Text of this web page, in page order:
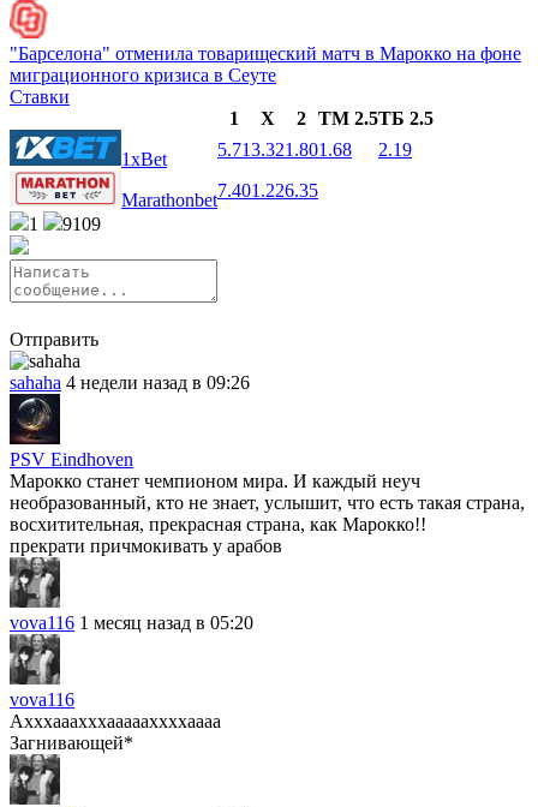
"Барселона" отменила товарищеский матч в Марокко на фоне
миграционного кризиса в Сеуте
Ставки
1
X 2 ТМ 2.5ТБ 2.5
1xBet
5.713.321.801.68 2.19
Marathonbet7.401.226.35
1
9109
Отправить
sahaha 4 недели назад в 09:26
PSV Eindhoven
Марокко станет чемпионом мира. И каждый неуч
необразованный, кто не знает, услышит, что есть такая страна,
восхитительная, прекрасная страна, как Марокко!!
прекрати причмокивать у арабов
vova116 1 месяц назад в 05:20
vova116
Ахххааахххаааааххххаааа
Загнивающей*